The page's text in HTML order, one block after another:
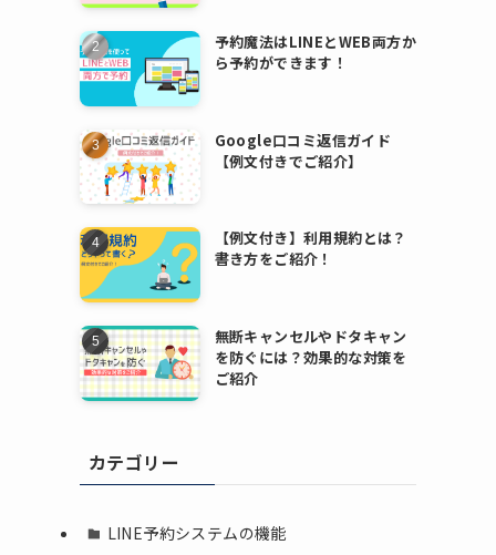
予約魔法はLINEとWEB両方か
ら予約ができます！
Google口コミ返信ガイド
【例文付きでご紹介】
【例文付き】利用規約とは？
書き方をご紹介！
無断キャンセルやドタキャン
を防ぐには？効果的な対策を
ご紹介
カテゴリー
LINE予約システムの機能